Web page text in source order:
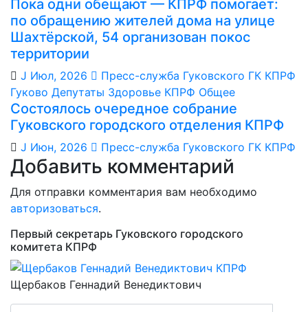
Пока одни обещают — КПРФ помогает:
по обращению жителей дома на улице
Шахтёрской, 54 организован покос
территории
J Июл, 2026
Пресс-служба Гуковского ГК КПРФ
Гуково Депутаты Здоровье КПРФ Общее
Состоялось очередное собрание
Гуковского городского отделения КПРФ
J Июн, 2026 Пресс-служба Гуковского ГК КПРФ
Добавить комментарий
Для отправки комментария вам необходимо
авторизоваться.
Первый секретарь Гуковского городского
комитета КПРФ
Щербаков Геннадий Венедиктович